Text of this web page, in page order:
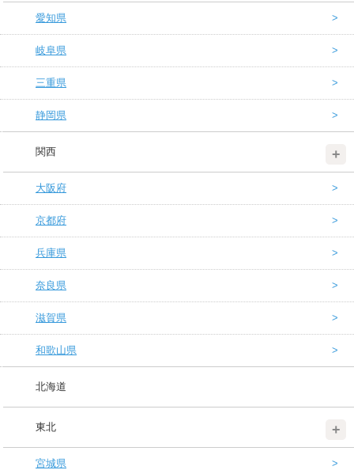
愛知県
岐阜県
三重県
静岡県
関西
大阪府
京都府
兵庫県
奈良県
滋賀県
和歌山県
北海道
東北
宮城県